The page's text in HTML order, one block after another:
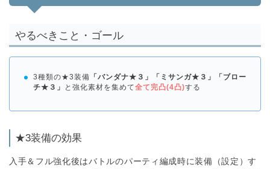
やるべきこと・ゴール
3種類の★3装備 「バンダナ★３」「ミサンガ★３」「ブロー
チ★３」
と強化素材を集めて全て完凸(4凸)する
★3装備の効果
入手＆フル強化後はバトルのパーティ編成時に装備（設定）す